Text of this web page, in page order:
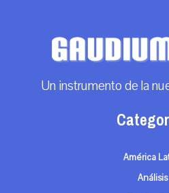
Un instrumento de la
América
Análisis